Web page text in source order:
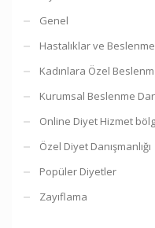
Genel
Hastalıklar ve Beslenme
Kadınlara Özel
Kurumsal Beslenme
Online Diyet Hizmet
Özel Diyet Danışmanlığı
Popüler Diyetler
Zayıflama